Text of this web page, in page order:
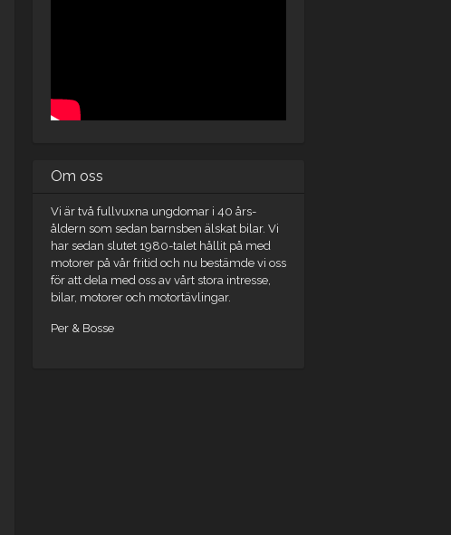
Om oss
Vi är två fullvuxna ungdomar i 40 års-
åldern som sedan barnsben älskat bilar. Vi
har sedan slutet 1980-talet hållit på med
motorer på vår fritid och nu bestämde vi oss
för att dela med oss av vårt stora intresse,
bilar, motorer och motortävlingar.
Per & Bosse